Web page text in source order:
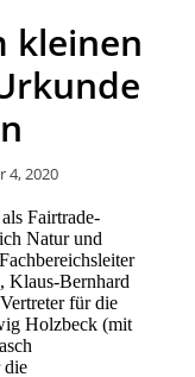
kleinen
4, 2020